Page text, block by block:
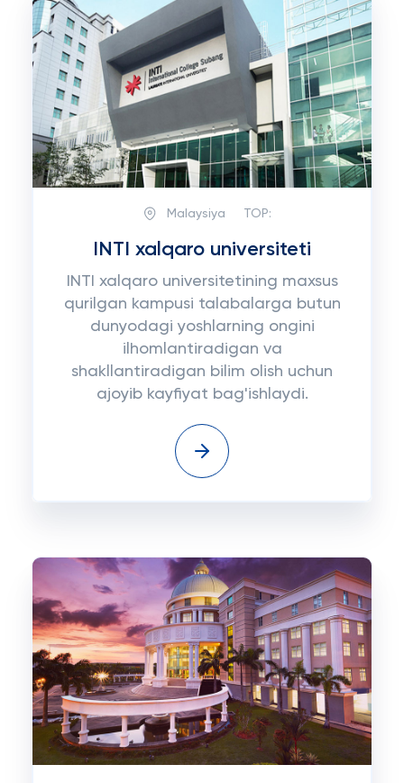
Malaysiya TOP:
INTI xalqaro universiteti
INTI xalqaro universitetining maxsus
qurilgan kampusi talabalarga butun
dunyodagi yoshlarning ongini
ilhomlantiradigan va
shakllantiradigan bilim olish uchun
ajoyib kayfiyat bag'ishlaydi.